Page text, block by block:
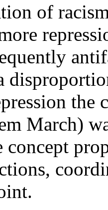
of
the
March)
concept